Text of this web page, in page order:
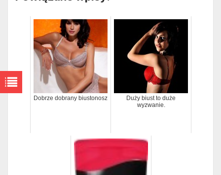
Dobrze dobrany biustonosz
Duży biust to duże
wyzwanie.